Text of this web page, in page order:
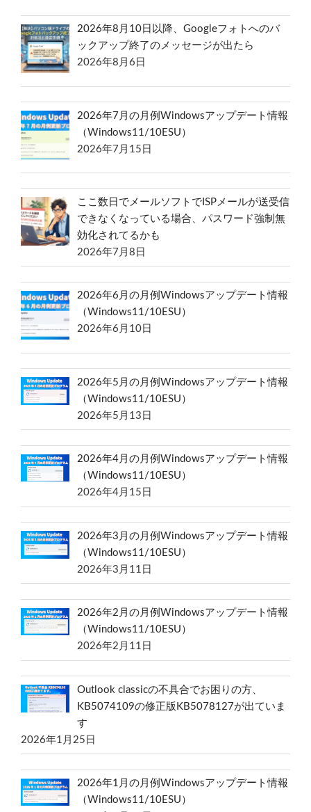
2026年8月10日以降、Googleフォトへのバ
ックアップ終了のメッセージが出たら
2026年8月6日
2026年7月の月例Windowsアップデート情報
（Windows11/10ESU）
2026年7月15日
ここ数日でメールソフトでISPメールが送受信
できなくなっている場合、パスワード強制無
効化されてるかも
2026年7月8日
2026年6月の月例Windowsアップデート情報
（Windows11/10ESU）
2026年6月10日
2026年5月の月例Windowsアップデート情報
（Windows11/10ESU）
2026年5月13日
2026年4月の月例Windowsアップデート情報
（Windows11/10ESU）
2026年4月15日
2026年3月の月例Windowsアップデート情報
（Windows11/10ESU）
2026年3月11日
2026年2月の月例Windowsアップデート情報
（Windows11/10ESU）
2026年2月11日
Outlook classicの不具合でお困りの方、
KB5074109の修正版KB5078127が出ていま
す
2026年1月25日
2026年1月の月例Windowsアップデート情報
（Windows11/10ESU）